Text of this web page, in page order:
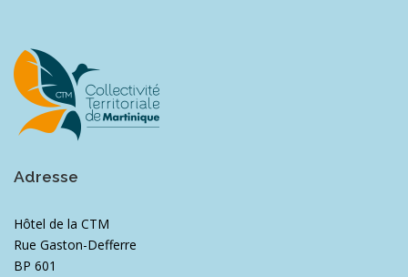
Adresse
Hôtel de la CTM
Rue Gaston-Defferre
BP 601